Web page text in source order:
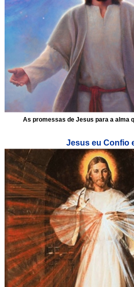
As promessas de Jesus para a alma
Jesus eu Confio